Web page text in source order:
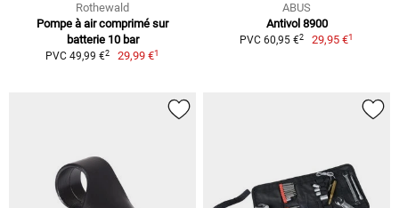
Rothewald
Pompe à air comprimé sur
batterie 10 bar
PVC 49,99 €2 29,99 €1
ABUS
Antivol 8900
PVC 60,95 €2 29,95 €1